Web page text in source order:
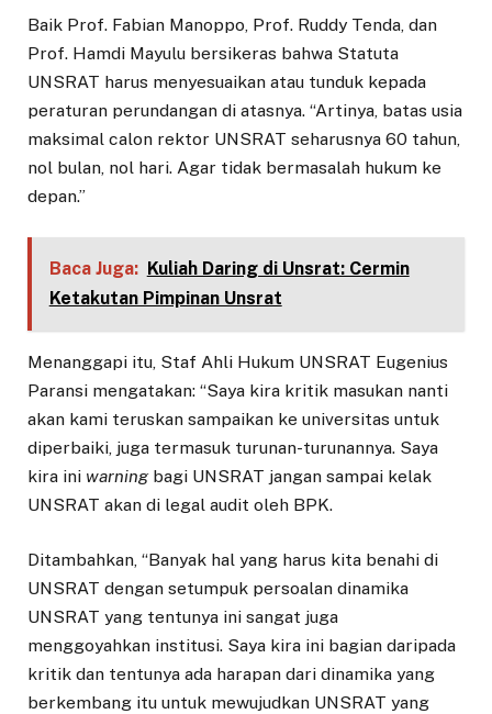
Baik Prof. Fabian Manoppo, Prof. Ruddy Tenda, dan
Prof. Hamdi Mayulu bersikeras bahwa Statuta
UNSRAT harus menyesuaikan atau tunduk kepada
peraturan perundangan di atasnya. “Artinya, batas usia
maksimal calon rektor UNSRAT seharusnya 60 tahun,
nol bulan, nol hari. Agar tidak bermasalah hukum ke
depan.”
Baca Juga: Kuliah Daring di Unsrat: Cermin
Ketakutan Pimpinan Unsrat
Menanggapi itu, Staf Ahli Hukum UNSRAT Eugenius
Paransi mengatakan: “Saya kira kritik masukan nanti
akan kami teruskan sampaikan ke universitas untuk
diperbaiki, juga termasuk turunan-turunannya. Saya
kira ini warningbagi UNSRAT jangan sampai kelak
UNSRAT akan di legal audit oleh BPK.
Ditambahkan, “Banyak hal yang harus kita benahi di
UNSRAT dengan setumpuk persoalan dinamika
UNSRAT yang tentunya ini sangat juga
menggoyahkan institusi. Saya kira ini bagian daripada
kritik dan tentunya ada harapan dari dinamika yang
berkembang itu untuk mewujudkan UNSRAT yang